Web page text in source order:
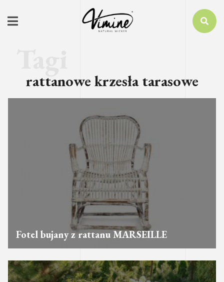
rattanowe krzesła tarasowe
Fotel bujany z rattanu MARSEILLE